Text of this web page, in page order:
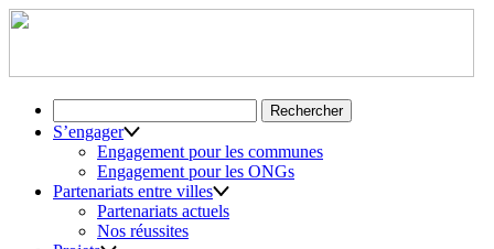
S’engager
Engagement pour les communes
Engagement pour les ONGs
Partenariats entre villes
Partenariats actuels
Nos réussites